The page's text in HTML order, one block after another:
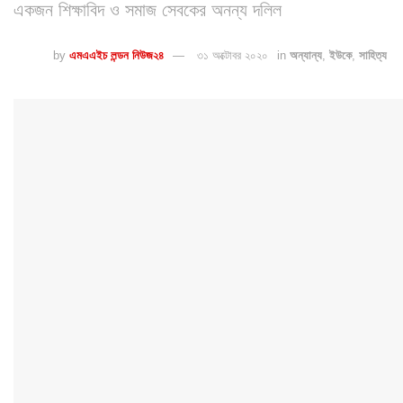
একজন শিক্ষাবিদ ও সমাজ সেবকের অনন্য দলিল
by এমএএইচ লন্ডন নিউজ২৪ ৩১ অক্টোবর ২০২০ in অন্যান্য ইউকে, সাহিত্য